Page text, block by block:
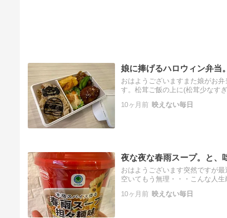
娘に捧げるハロウィン弁当
おはようございますまた娘がお
す。松茸ご飯の上に(松茸少なす
10ヶ月前 映えない毎日
夜な夜な春雨スープ。と、
おはようございます突然ですが
空いてもう無理・・・こんな人
10ヶ月前 映えない毎日